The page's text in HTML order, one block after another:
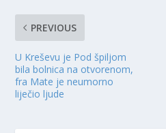
PREVIOUS
U Kreševu je Pod špiljom
bila bolnica na otvorenom,
fra Mate je neumorno
liječio ljude